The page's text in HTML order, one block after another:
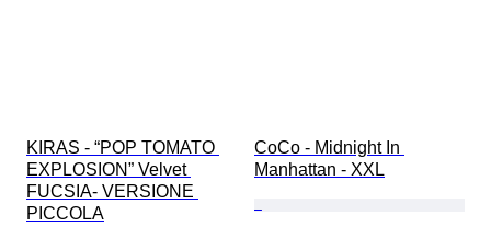
KIRAS - “POP TOMATO
EXPLOSION” Velvet
FUCSIA- VERSIONE
PICCOLA
CoCo - Midnight In
Manhattan - XXL